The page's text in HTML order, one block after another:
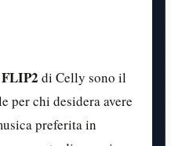
FLIP2 di Celly sono il
per chi desidera avere
preferita in